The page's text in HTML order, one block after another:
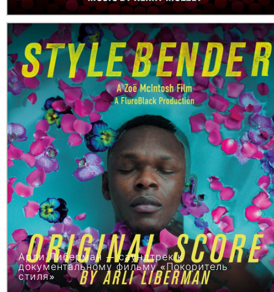
Арли Либерман — саундтрек к
документальному фильму «Покоритель
стиля»